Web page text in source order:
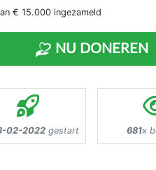
€ 15.000 ingezameld
NU DONEREN
02-2022gestart 681x